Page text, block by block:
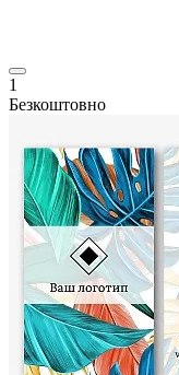
1
Безкоштовно